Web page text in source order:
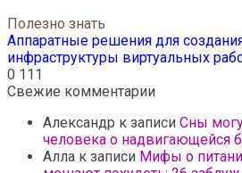
Полезно знать
Аппаратные решения для
инфраструктуры виртуальных
0 111
Свежие комментарии
Александр к записи Сны
человека о надвигающейся
Алла к записи Мифы о